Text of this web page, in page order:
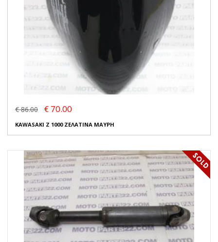
€ 86.00 € 70.00
KAWASAKI Z 1000 ΖΕΛΑΤΙΝΑ ΜΑΥΡΗ